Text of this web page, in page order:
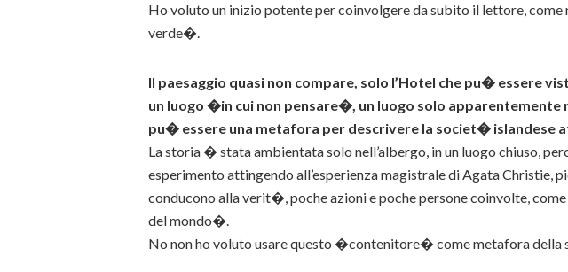
Ho voluto un inizio potente per coinvolgere da subito il lettore,
verde�.
Il paesaggio quasi non compare, solo l’Hotel che pu� essere
un luogo �in cui non pensare�, un luogo solo
pu� essere una metafora per descrivere la societ� islandese
La storia � stata ambientata solo nell’albergo, in un luogo chiuso,
esperimento attingendo all’esperienza magistrale di Agata Christie,
conducono alla verit�, poche azioni e poche persone coinvolte,
del mondo�.
No non ho voluto usare questo �contenitore� come metafora della